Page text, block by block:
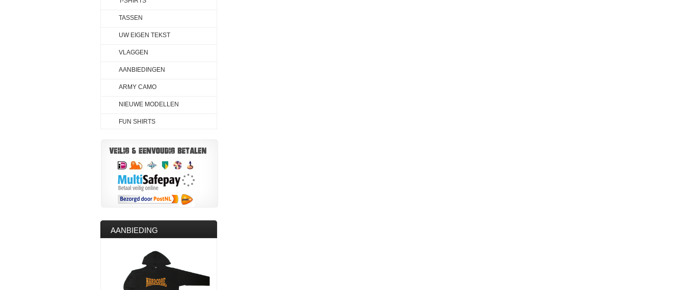
TASSEN
UW EIGEN TEKST
VLAGGEN
AANBIEDINGEN
ARMY CAMO
NIEUWE MODELLEN
FUN SHIRTS
AANBIEDING